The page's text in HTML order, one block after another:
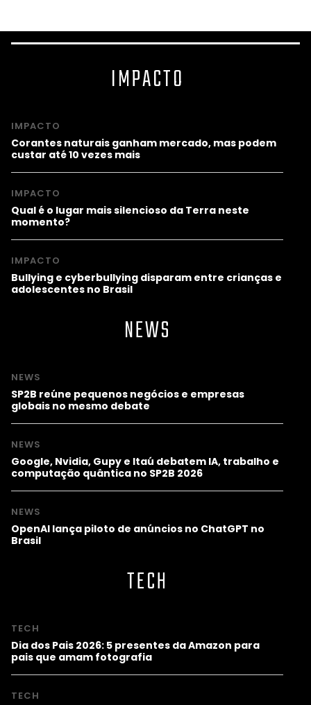
IMPACTO
IMPACTO
Corantes naturais ganham mercado, mas podem
custar até 10 vezes mais
IMPACTO
Qual é o lugar mais silencioso da Terra neste
momento?
IMPACTO
Bullying e cyberbullying disparam entre crianças e
adolescentes no Brasil
NEWS
NEWS
SP2B reúne pequenos negócios e empresas
globais no mesmo debate
NEWS
Google, Nvidia, Gupy e Itaú debatem IA, trabalho e
computação quântica no SP2B 2026
NEWS
OpenAI lança piloto de anúncios no ChatGPT no
Brasil
TECH
TECH
Dia dos Pais 2026: 5 presentes da Amazon para
pais que amam fotografia
TECH